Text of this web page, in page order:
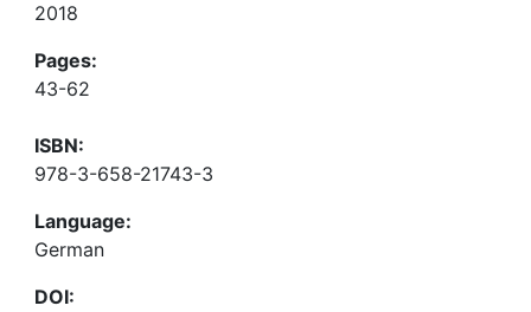
2018
Pages:
43-62
ISBN:
978-3-658-21743-3
Language:
German
DOI: